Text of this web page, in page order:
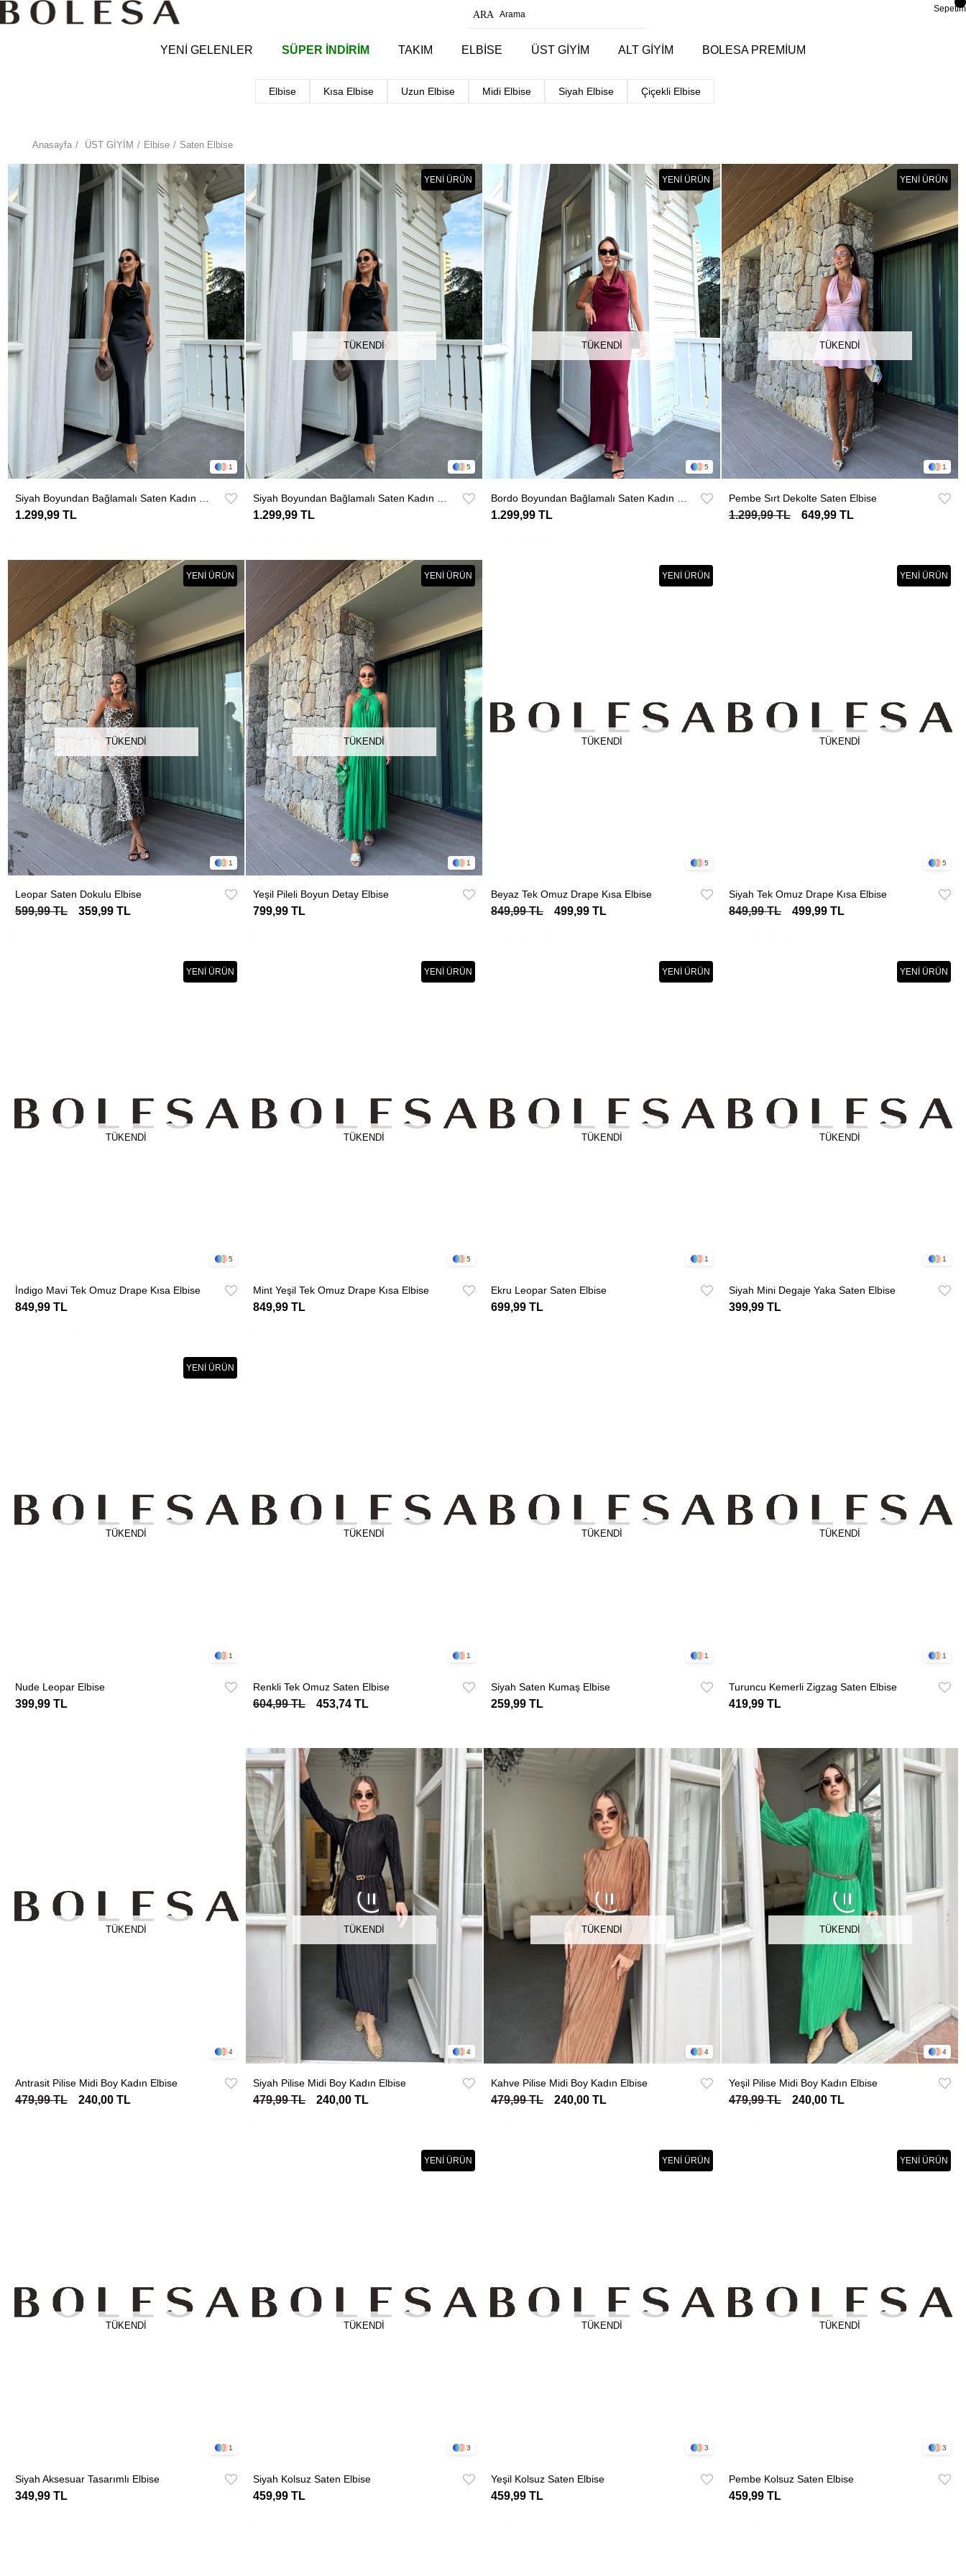
Sepetim
YENİ GELENLER SÜPER İNDİRİM TAKIM ELBİSE ÜST GİYİM ALT GİYİM BOLESA PREMİUM
Elbise Kısa Elbise Uzun Elbise Midi Elbise Siyah Elbise Çiçekli Elbise
Anasayfa ÜST GİYİM Elbise Saten Elbise
1
1.299,99 TL
TÜKENDI
5
1.299,99 TL
YENI ÜRÜN
TÜKENDI
5
1.299,99 TL
YENI ÜRÜN
TÜKENDI
1
Pembe Sırt Dekolte Saten Elbise
649,99 TL
1.299,99 TL
YENI ÜRÜN
TÜKENDI
1
Leopar Saten Dokulu Elbise
359,99 TL
599,99 TL
YENI ÜRÜN
TÜKENDI
1
Yeşil Pileli Boyun Detay Elbise
799,99 TL
YENI ÜRÜN
TÜKENDI
5
Beyaz Tek Omuz Drape Kısa Elbise
499,99 TL
849,99 TL
YENI ÜRÜN
TÜKENDI
5
Siyah Tek Omuz Drape Kısa Elbise
499,99 TL
849,99 TL
YENI ÜRÜN
TÜKENDI
5
İndigo Mavi Tek Omuz Drape Kısa Elbise
849,99 TL
YENI ÜRÜN
TÜKENDI
5
Mint Yeşil Tek Omuz Drape Kısa Elbise
849,99 TL
YENI ÜRÜN
TÜKENDI
1
Ekru Leopar Saten Elbise
699,99 TL
YENI ÜRÜN
TÜKENDI
1
Siyah Mini Degaje Yaka Saten Elbise
399,99 TL
YENI ÜRÜN
TÜKENDI
1
Nude Leopar Elbise
399,99 TL
YENI ÜRÜN
TÜKENDI
1
Renkli Tek Omuz Saten Elbise
453,74 TL
604,99 TL
TÜKENDI
1
Siyah Saten Kumaş Elbise
259,99 TL
TÜKENDI
1
Turuncu Kemerli Zigzag Saten Elbise
419,99 TL
TÜKENDI
4
Antrasit Pilise Midi Boy Kadın Elbise
240,00 TL
479,99 TL
TÜKENDI
4
Siyah Pilise Midi Boy Kadın Elbise
240,00 TL
479,99 TL
TÜKENDI
4
Kahve Pilise Midi Boy Kadın Elbise
240,00 TL
479,99 TL
TÜKENDI
4
Yeşil Pilise Midi Boy Kadın Elbise
240,00 TL
479,99 TL
TÜKENDI
1
Siyah Aksesuar Tasarımlı Elbise
349,99 TL
TÜKENDI
3
Siyah Kolsuz Saten Elbise
459,99 TL
YENI ÜRÜN
TÜKENDI
3
Yeşil Kolsuz Saten Elbise
459,99 TL
YENI ÜRÜN
TÜKENDI
3
Pembe Kolsuz Saten Elbise
459,99 TL
YENI ÜRÜN